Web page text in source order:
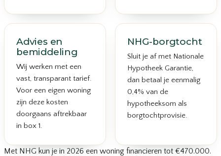
Advies en
bemiddeling
Wij werken met een
vast, transparant tarief.
Voor een eigen woning
zijn deze kosten
doorgaans aftrekbaar
in box 1.
NHG-borgtocht
Sluit je af met Nationale
Hypotheek Garantie,
dan betaal je eenmalig
0,4% van de
hypotheeksom als
borgtochtprovisie.
Met NHG kun je in 2026 een woning financieren tot €470.000.